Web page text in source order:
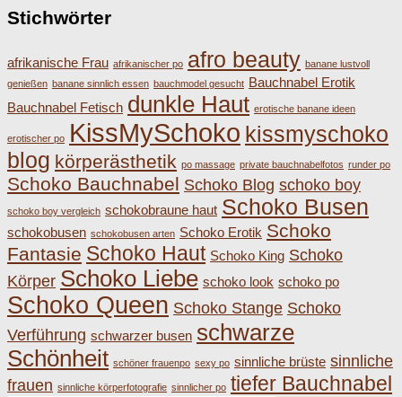
Stichwörter
afrikanische Frau afrikanischer po afro beauty banane lustvoll
genießen banane sinnlich essen bauchmodel gesucht Bauchnabel Erotik
Bauchnabel Fetisch dunkle Haut erotische banane ideen
erotischer po KissMySchoko kissmyschoko
blog körperästhetik po massage private bauchnabelfotos runder po
Schoko Bauchnabel Schoko Blog schoko boy
schoko boy vergleich schokobraune haut Schoko Busen
schokobusen schokobusen arten Schoko Erotik Schoko
Fantasie Schoko Haut Schoko King Schoko
Körper Schoko Liebe schoko look schoko po
Schoko Queen Schoko Stange Schoko
Verführung schwarzer busen schwarze
Schönheit schöner frauenpo sexy po sinnliche brüste sinnliche
frauen sinnliche körperfotografie sinnlicher po tiefer Bauchnabel